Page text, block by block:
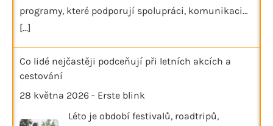
programy, které podporují spolupráci, komunikaci…
[...]
Co lidé nejčastěji podceňují při letních akcích a
cestování
28 května 2026 - Erste blink
Léto je období festivalů, roadtripů,